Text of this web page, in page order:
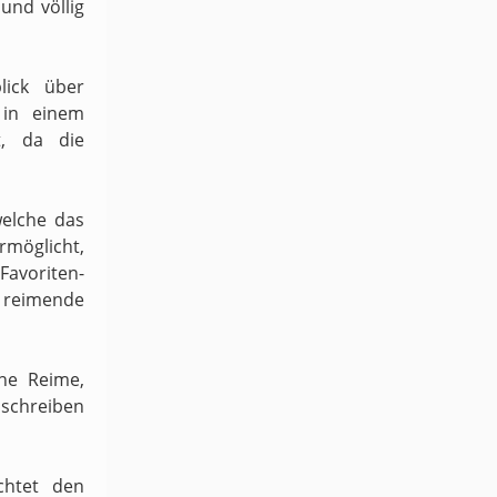
völlig
über
einem
da die
das
Reime,
den